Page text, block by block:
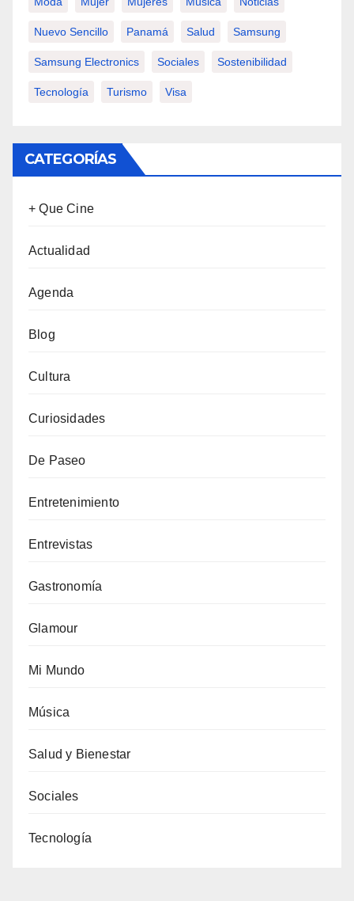
Nuevo Sencillo Panamá Salud Samsung
Samsung Electronics Sociales Sostenibilidad
Tecnología Turismo Visa
CATEGORÍAS
+ Que Cine
Actualidad
Agenda
Blog
Cultura
Curiosidades
De Paseo
Entretenimiento
Entrevistas
Gastronomía
Glamour
Mi Mundo
Música
Salud y Bienestar
Sociales
Tecnología